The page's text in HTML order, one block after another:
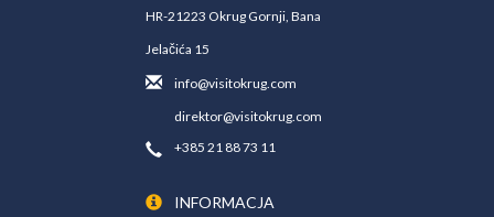
HR-21223 Okrug Gornji, Bana
Jelačića 15
info@visitokrug.com
direktor@visitokrug.com
+385 21 88 73 11
INFORMACJA